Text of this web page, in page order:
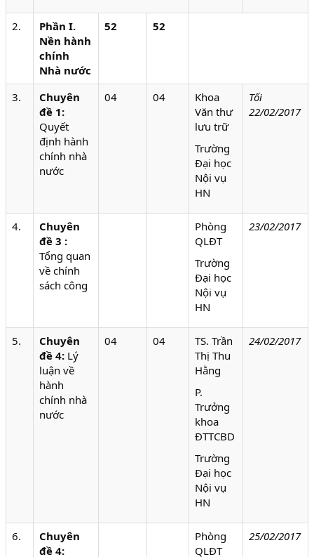
2. Phần I.
Nền hành
chính
Nhà nước
52 52
3.
Chuyên
đề 1:
Quyết
định hành
chính nhà
nước
04 04
Khoa
Văn thư
lưu trữ
Trường
Đại học
Nội vụ
HN
Tối
22/02/2017
4.
Chuyên
đề 3 :
Tổng quan
về chính
sách công
Phòng
QLĐT
Trường
Đại học
Nội vụ
HN
23/02/2017
5.
Chuyên
đề 4: Lý
luận về
hành
chính nhà
nước
04 04
TS. Trần
Thị Thu
Hằng
P.
Trưởng
khoa
ĐTTCBD
Trường
Đại học
Nội vụ
HN
24/02/2017
6.
Chuyên
đề 4:
Phòng
QLĐT
25/02/2017